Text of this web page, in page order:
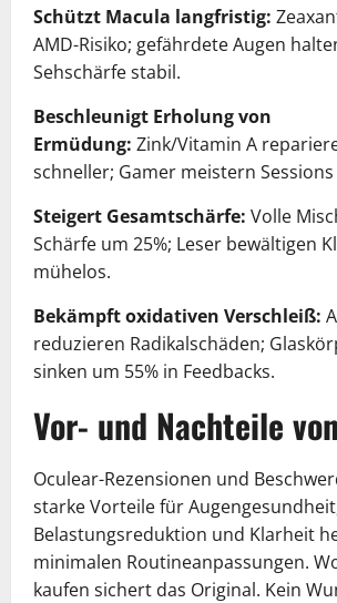
Schützt Macula langfristig:
AMD-Risiko; gefährdete Augen
Sehschärfe stabil.
Beschleunigt Erholung von
Ermüdung: Zink/Vitamin A
schneller; Gamer meistern
Steigert Gesamtschärfe: Volle
Schärfe um 25%; Leser bewältigen
mühelos.
Bekämpft oxidativen Verschleiß:
reduzieren Radikalschäden;
sinken um 55% in Feedbacks.
Vor- und Nachteile
Oculear-Rezensionen und
starke Vorteile für
Belastungsreduktion und Klarheit
minimalen Routineanpassungen.
kaufen sichert das Original. Kein